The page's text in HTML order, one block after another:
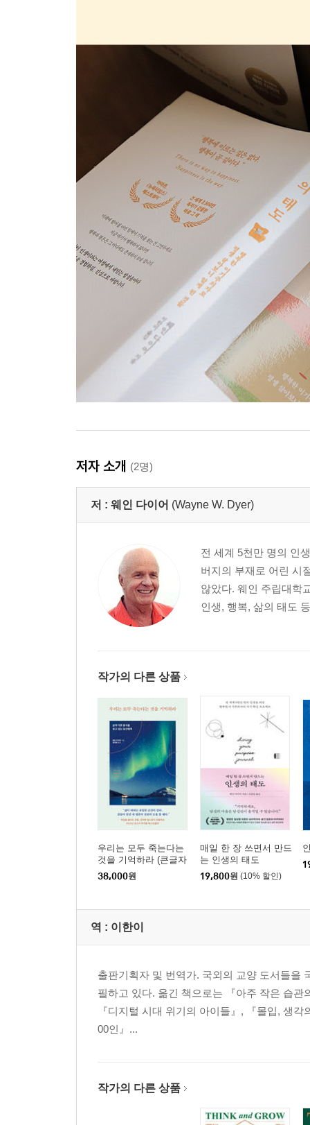
저자 소개 (2명)
저 : 웨인 다이어 (Wayne W. Dyer)
전 세계 5천만 명의 인
버지의 부재로 어린 시
않았다. 웨인 주립대학
인생, 행복, 삶의 태도
작가의 다른 상품
우리는 모두 죽는다는
것을 기억하라 (큰글자
도서)
38,000원
매일 한 장 쓰면서 만드
는 인생의 태도
19,800원 (10% 할인)
역 : 이한이
출판기획자 및 번역가. 국외의 교양 도서들을
필하고 있다. 옮긴 책으로는 『아주 작은 습
『디지털 시대 위기의 아이들』, 『몰입, 생
00인』...
작가의 다른 상품